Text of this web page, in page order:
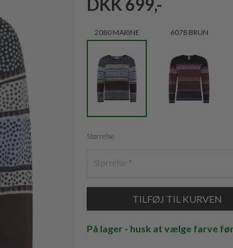
2080 MARINE 6078 BRUN
Størrelse
Størrelse
På lager - husk at vælge farve